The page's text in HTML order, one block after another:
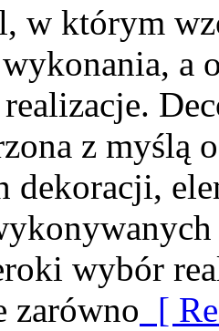
w którym
a
z myślą
wybór
zarówno [